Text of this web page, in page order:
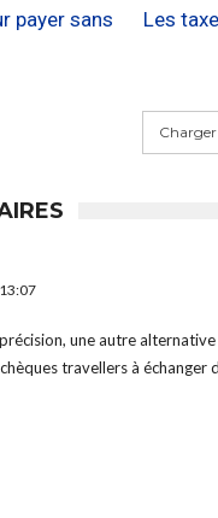
payer sans
Les
une autre
travellers à